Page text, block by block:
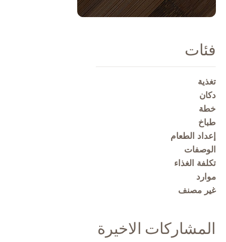
فئات
تغذية
دكان
خطة
طباخ
إعداد الطعام
الوصفات
تكلفة الغذاء
موارد
غير مصنف
المشاركات الاخيرة